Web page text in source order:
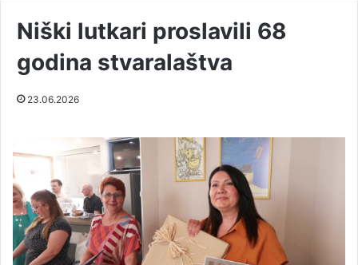
Niški lutkari proslavili 68
godina stvaralaštva
23.06.2026